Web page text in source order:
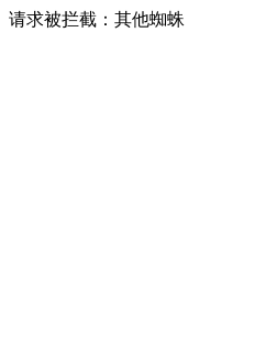
请求被拦截：其他蜘蛛